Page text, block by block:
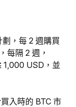
，每 2 週購買
每隔 2 週，
1,000 USD，並
入時的 BTC 市